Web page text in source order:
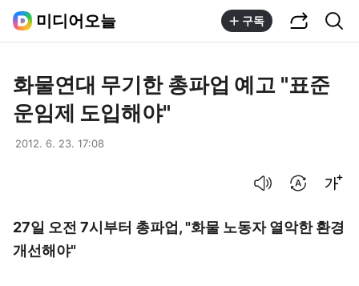
미디어오늘 구독
화물연대 무기한 총파업 예고 "표준
운임제 도입해야"
2012. 6. 23. 17:08
27일 오전 7시부터 총파업, "화물 노동자 열악한 환경
개선해야"